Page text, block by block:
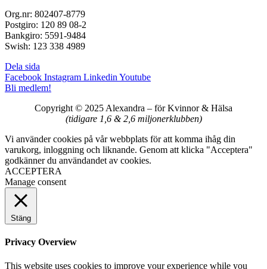
Org.nr: 802407-8779
Postgiro: 120 89 08-2
Bankgiro: 5591-9484
Swish: 123 338 4989
Dela sida
Facebook Instagram Linkedin Youtube
Bli medlem!
Copyright © 2025 Alexandra – för Kvinnor & Hälsa
(tidigare 1,6 & 2,6 miljonerklubben)
Vi använder cookies på vår webbplats för att komma ihåg din
varukorg, inloggning och liknande. Genom att klicka "Acceptera"
godkänner du användandet av cookies.
ACCEPTERA
Manage consent
Stäng
Privacy Overview
This website uses cookies to improve your experience while you